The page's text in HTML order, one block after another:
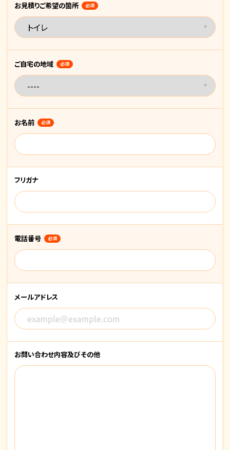
お見積りご希望の箇所 必須
ご自宅の地域 必須
お名前 必須
フリガナ
電話番号 必須
メールアドレス
お問い合わせ内容及びその他